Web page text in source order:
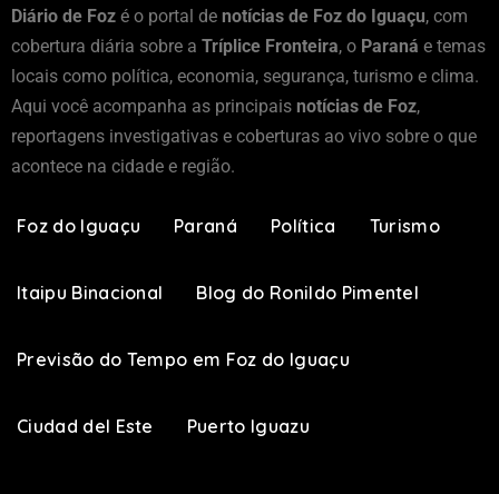
Diário de Foz é o portal de notícias de Foz do Iguaçu, com
cobertura diária sobre a Tríplice Fronteira, o Paraná e temas
locais como política, economia, segurança, turismo e clima.
Aqui você acompanha as principais notícias de Foz,
reportagens investigativas e coberturas ao vivo sobre o que
acontece na cidade e região.
Foz do Iguaçu Paraná Política Turismo
Itaipu Binacional Blog do Ronildo Pimentel
Previsão do Tempo em Foz do Iguaçu
Ciudad del Este Puerto Iguazu